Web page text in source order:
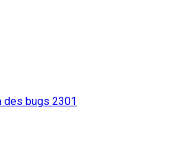
des bugs 2301